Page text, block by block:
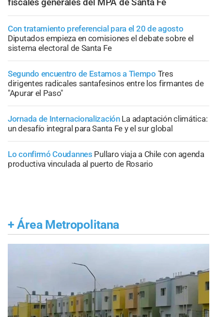
fiscales generales del MPA de Santa Fe
Con tratamiento preferencial para el 20 de agosto
Diputados empieza en comisiones el debate sobre el
sistema electoral de Santa Fe
Segundo encuentro de Estamos a Tiempo Tres
dirigentes radicales santafesinos entre los firmantes de
"Apurar el Paso"
Jornada de Internacionalización La adaptación climática:
un desafío integral para Santa Fe y el sur global
Lo confirmó Coudannes Pullaro viaja a Chile con agenda
productiva vinculada al puerto de Rosario
+ Área Metropolitana